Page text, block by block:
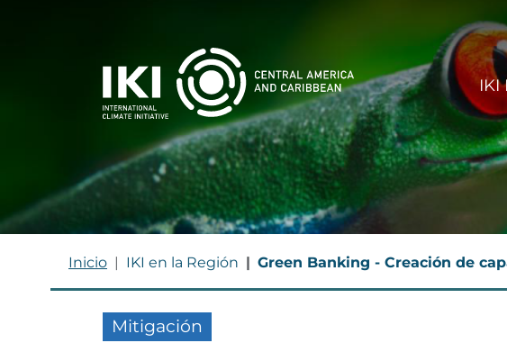
MAIN IKI
RUTA DE NAVEGACIÓN
Inicio IKI en la Región Green Banking - Creación de
Mitigación